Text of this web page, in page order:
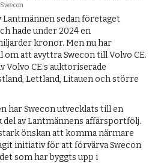
Lantmännen sedan företaget
hade under 2024 en
kronor. Men nu har
att avyttra Swecon till Volvo CE.
Volvo CE:s auktoriserade
Lettland, Litauen och större
har Swecon utvecklats till en
av Lantmännens affärsportfölj.
önskan att komma närmare
initiativ för att förvärva Swecon
som har byggts upp i